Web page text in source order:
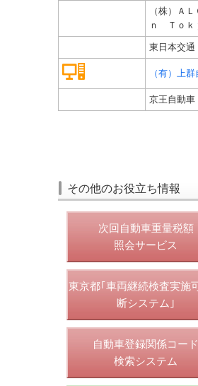
（株）Ａ
ｎ Ｔｏｋ
東日本交通
（有）上
京王自動車
その他のお役立ち情報
次回自動車重量税額
照会サービス
東京都｢車両継続検査実施
断システム｣
自動車登録関係コード
検索システム